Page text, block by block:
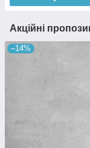
Акційні
–14%